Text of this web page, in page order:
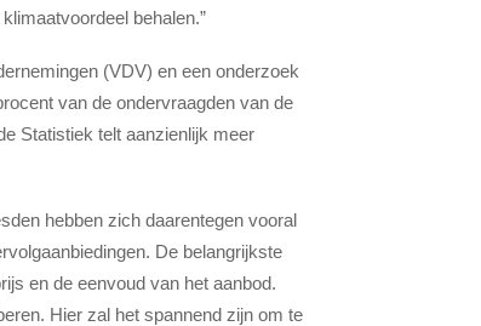
behalen.”
(VDV) en een onderzoek
van de ondervraagden van de
Statistiek telt aanzienlijk meer
hebben zich daarentegen vooral
De belangrijkste
en de eenvoud van het aanbod.
Hier zal het spannend zijn om te